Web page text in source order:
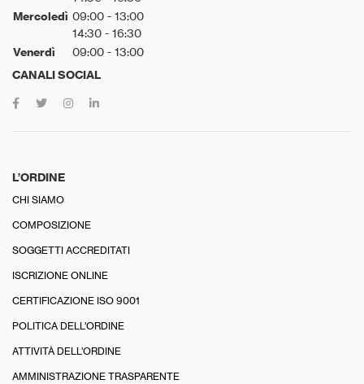
Mercoledì 09:00 - 13:00
14:30 - 16:30
Venerdì 09:00 - 13:00
CANALI SOCIAL
L’ORDINE
CHI SIAMO
COMPOSIZIONE
SOGGETTI ACCREDITATI
ISCRIZIONE ONLINE
CERTIFICAZIONE ISO 9001
POLITICA DELL’ORDINE
ATTIVITÀ DELL’ORDINE
AMMINISTRAZIONE TRASPARENTE